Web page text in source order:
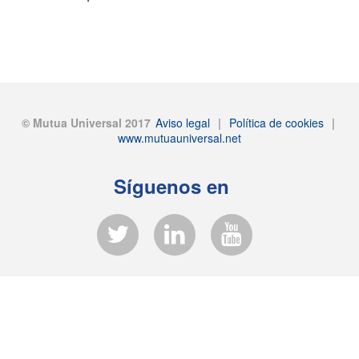
© Mutua Universal 2017 Aviso legal | Política de cookies |
www.mutuauniversal.net
Síguenos en